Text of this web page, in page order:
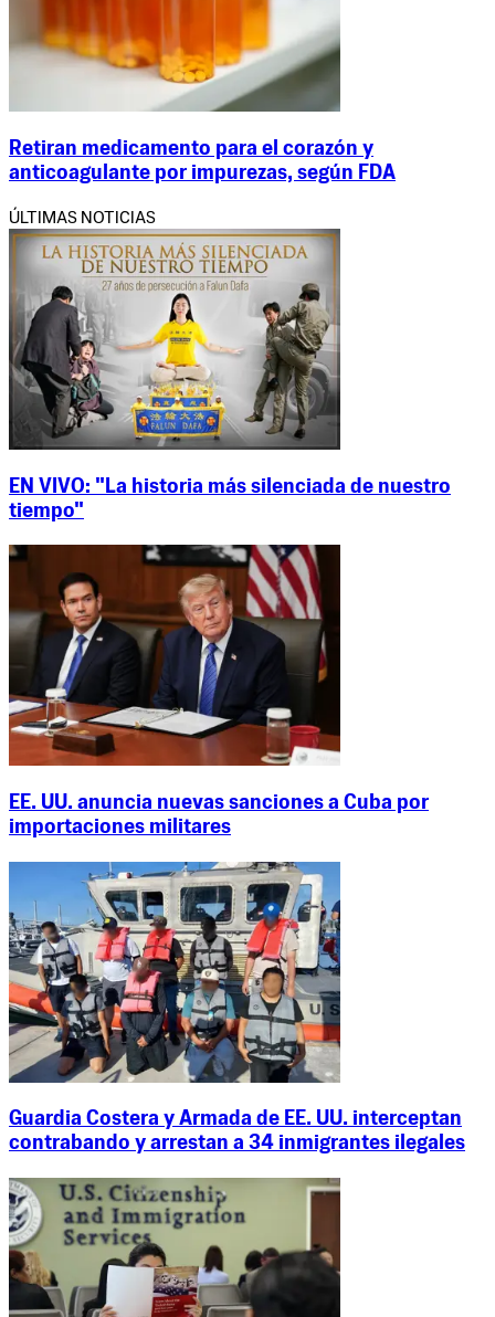
Retiran medicamento para el corazón y
anticoagulante por impurezas, según FDA
ÚLTIMAS NOTICIAS
EN VIVO: "La historia más silenciada de nuestro
tiempo"
EE. UU. anuncia nuevas sanciones a Cuba por
importaciones militares
Guardia Costera y Armada de EE. UU. interceptan
contrabando y arrestan a 34 inmigrantes ilegales